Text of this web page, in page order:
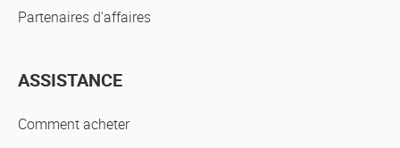
Partenaires d'affaires
ASSISTANCE
Comment acheter